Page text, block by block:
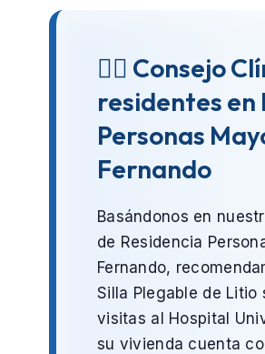
👨‍⚕️ Consejo
residentes en
Personas
Fernando
Basándonos en
de Residencia
Fernando,
Silla Plegable de Litio
visitas al Hospital
su vivienda cuenta